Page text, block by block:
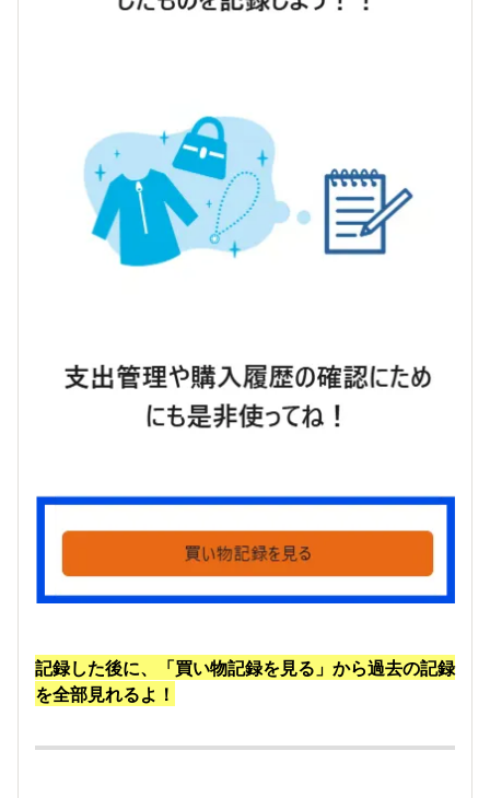
記録した後に、「買い物記録を見る」から過去の記録
を全部見れるよ！